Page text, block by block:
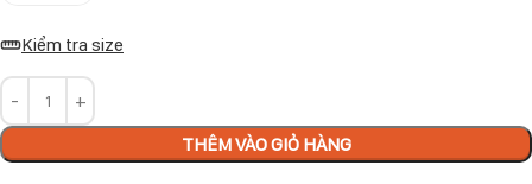
Kiểm tra size
THÊM VÀO GIỎ HÀNG